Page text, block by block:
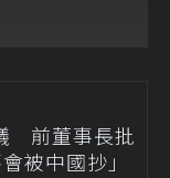
前董事長批
被中國抄」